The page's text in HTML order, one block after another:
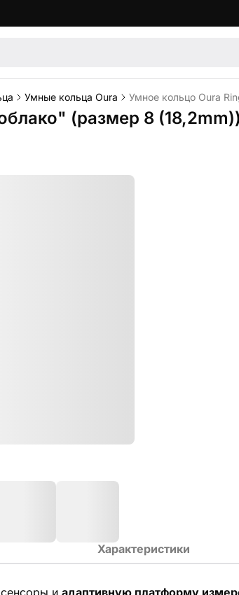
Умные кольца Oura Умное кольцо Oura
(размер 8 (18,2mm))
Характеристики
и адаптивную платформу